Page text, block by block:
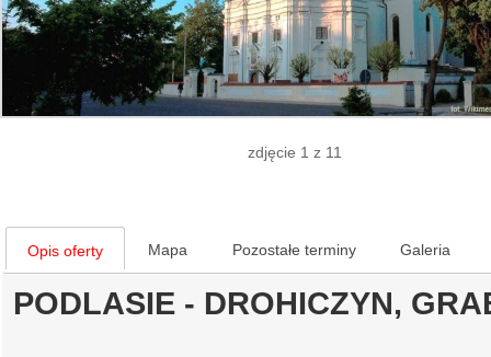
zdjęcie 1 z 11
Opis oferty Mapa Pozostałe terminy Galeria
PODLASIE - DROHICZYN,